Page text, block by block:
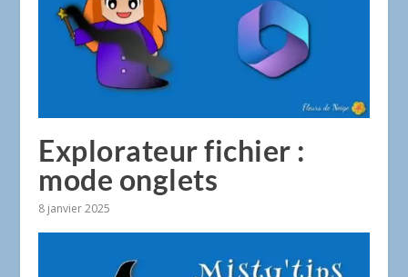
Explorateur fichier :
mode onglets
8 janvier 2025